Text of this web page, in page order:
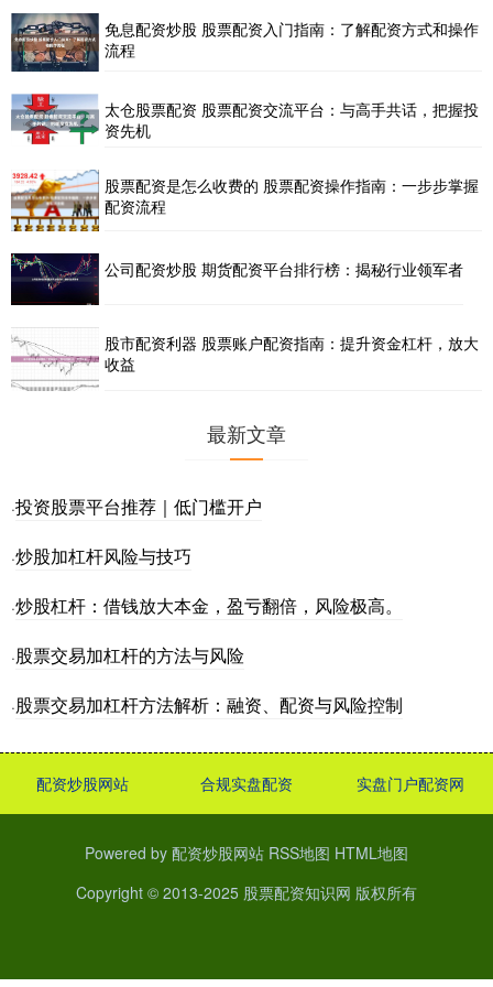
免息配资炒股 股票配资入门指南：了解配资方式和操作
流程
太仓股票配资 股票配资交流平台：与高手共话，把握投
资先机
股票配资是怎么收费的 股票配资操作指南：一步步掌握
配资流程
公司配资炒股 期货配资平台排行榜：揭秘行业领军者
股市配资利器 股票账户配资指南：提升资金杠杆，放大
收益
最新文章
·投资股票平台推荐｜低门槛开户
·炒股加杠杆风险与技巧
·炒股杠杆：借钱放大本金，盈亏翻倍，风险极高。
·股票交易加杠杆的方法与风险
·股票交易加杠杆方法解析：融资、配资与风险控制
配资炒股网站 合规实盘配资 实盘门户配资网
Powered by 配资炒股网站 RSS地图 HTML地图
Copyright © 2013-2025 股票配资知识网 版权所有